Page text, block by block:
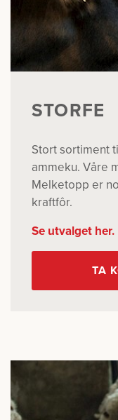
STORFE
Stort sortiment
ammeku. Våre
Melketopp er
kraftfôr.
Se utvalget her.
TA